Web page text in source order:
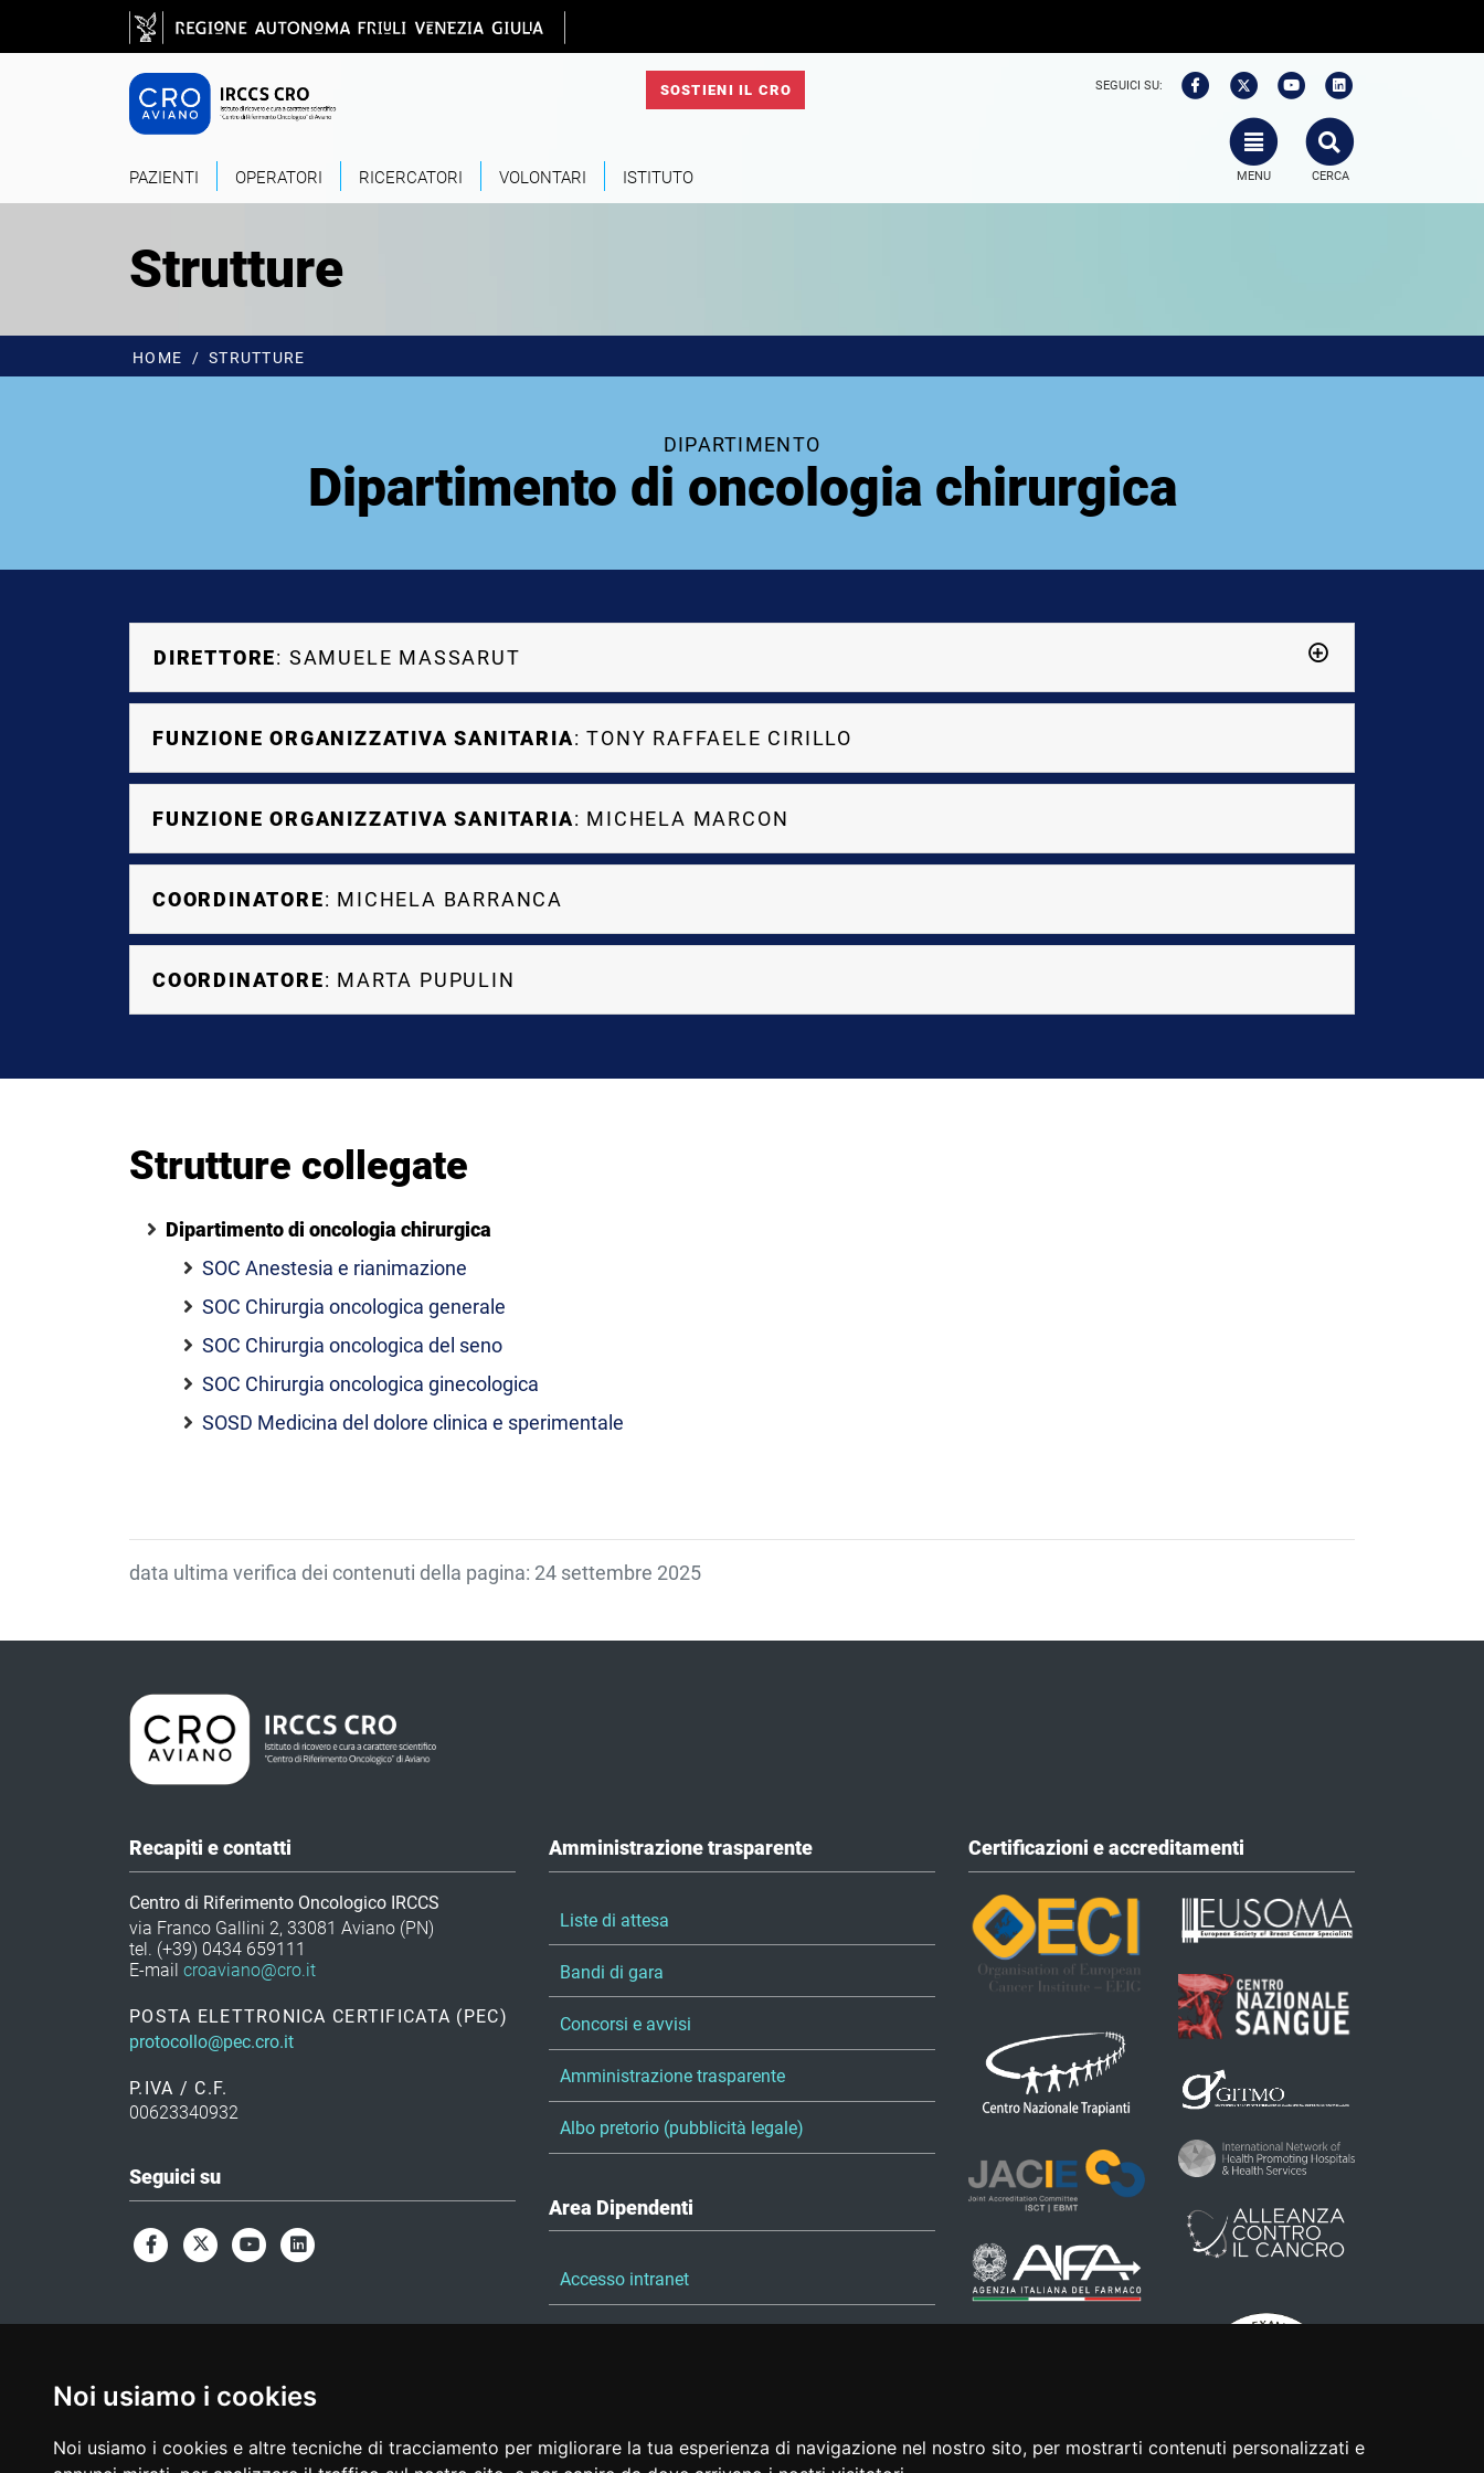
Noi usiamo i cookies
Noi usiamo i cookies e altre tecniche di tracciamento per migliorare la tua esperienza di navigazione nel nostro sito, per mostrarti contenuti personalizzati e
Salta al contenuto principale
SOSTIENI IL CRO SEGUICI SU:
TOGGLE NAVIGATION
MENU
SEARCH
CERCA
PAZIENTI OPERATORI RICERCATORI VOLONTARI ISTITUTO
Strutture
HOME STRUTTURE
DIPARTIMENTO
Dipartimento di oncologia chirurgica
DIRETTORE : SAMUELE MASSARUT
FUNZIONE ORGANIZZATIVA SANITARIA: TONY RAFFAELE CIRILLO
FUNZIONE ORGANIZZATIVA SANITARIA: MICHELA MARCON
COORDINATORE: MICHELA BARRANCA
COORDINATORE: MARTA PUPULIN
Strutture collegate
Dipartimento di oncologia chirurgica
SOC Anestesia e rianimazione
SOC Chirurgia oncologica generale
SOC Chirurgia oncologica del seno
SOC Chirurgia oncologica ginecologica
SOSD Medicina del dolore clinica e sperimentale
data ultima verifica dei contenuti della pagina: 24 settembre 2025
Recapiti e contatti
Centro di Riferimento Oncologico IRCCS
via Franco Gallini 2, 33081 Aviano (PN)
tel. (+39) 0434 659111
E-mail croaviano@cro.it
POSTA ELETTRONICA CERTIFICATA (PEC)
protocollo@pec.cro.it
P.IVA / C.F.
00623340932
Seguici su
Amministrazione trasparente
Liste di attesa
Bandi di gara
Concorsi e avvisi
Amministrazione trasparente
Albo pretorio (pubblicità legale)
Area Dipendenti
Accesso intranet
Certificazioni e accreditamenti